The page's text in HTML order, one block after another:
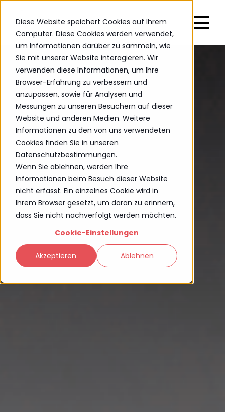
Diese Website speichert Cookies auf Ihrem
Computer. Diese Cookies werden verwendet,
um Informationen darüber zu sammeln, wie
Sie mit unserer Website interagieren. Wir
verwenden diese Informationen, um Ihre
Browser-Erfahrung zu verbessern und
anzupassen, sowie für Analysen und
Messungen zu unseren Besuchern auf dieser
Website und anderen Medien. Weitere
Informationen zu den von uns verwendeten
Cookies finden Sie in unseren
Datenschutzbestimmungen.
Wenn Sie ablehnen, werden Ihre
Informationen beim Besuch dieser Website
nicht erfasst. Ein einzelnes Cookie wird in
Ihrem Browser gesetzt, um daran zu erinnern,
dass Sie nicht nachverfolgt werden möchten.
Cookie-Einstellungen
Akzeptieren Ablehnen